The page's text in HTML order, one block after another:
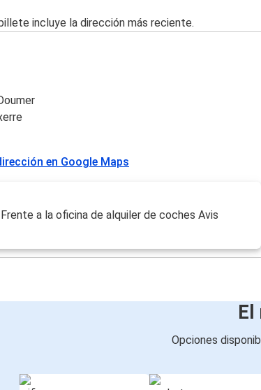
incluye la dirección más reciente.
en Google Maps
Frente a la oficina de alquiler de coches Avis
El
Opciones